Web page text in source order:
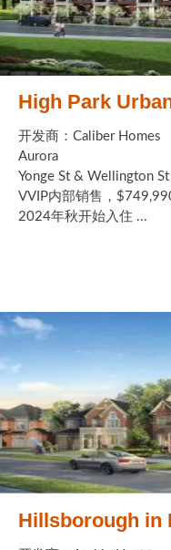
High Park
开发商：Caliber Homes
Aurora
Yonge St & Wellington
VVIP内部销售，
2024年秋开始入住 ...
Hillsborough in